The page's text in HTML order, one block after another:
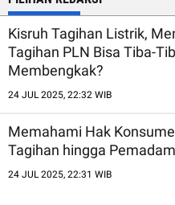
Kisruh Tagihan Listrik,
Tagihan PLN Bisa Tiba-
Membengkak?
24 JUL 2025, 22:32 WIB
Memahami Hak
Tagihan hingga
24 JUL 2025, 22:31 WIB